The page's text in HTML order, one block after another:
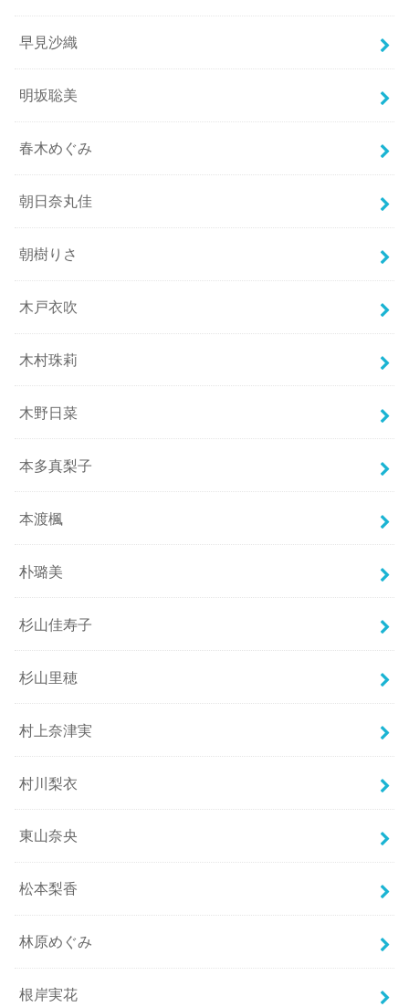
早見沙織
明坂聡美
春木めぐみ
朝日奈丸佳
朝樹りさ
木戸衣吹
木村珠莉
木野日菜
本多真梨子
本渡楓
朴璐美
杉山佳寿子
杉山里穂
村上奈津実
村川梨衣
東山奈央
松本梨香
林原めぐみ
根岸実花